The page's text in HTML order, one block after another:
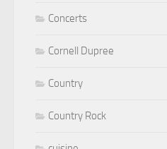
Concerts
Cornell Dupree
Country
Country Rock